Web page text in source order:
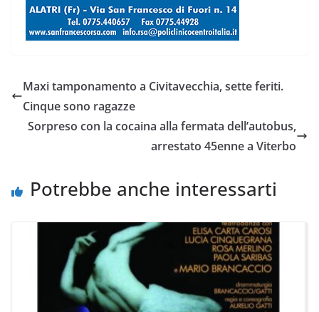
Maxi tamponamento a Civitavecchia, sette feriti.
Cinque sono ragazze
Sorpreso con la cocaina alla fermata dell’autobus,
arrestato 45enne a Viterbo
Potrebbe anche interessarti